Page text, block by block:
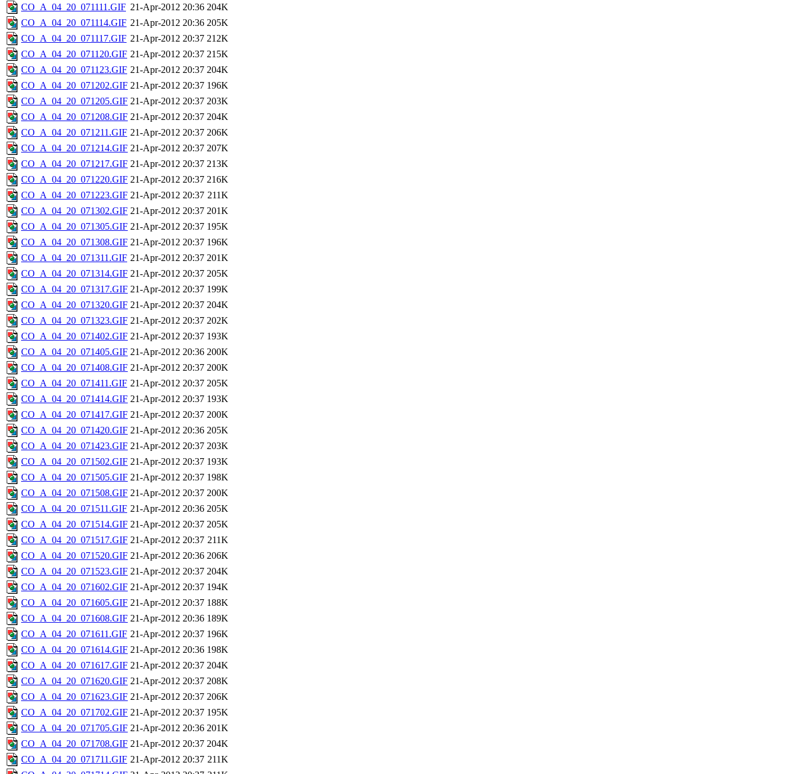
CO_A_04_20_071111.GIF 21-Apr-2012 20:36 204K
CO_A_04_20_071114.GIF 21-Apr-2012 20:36 205K
CO_A_04_20_071117.GIF 21-Apr-2012 20:37 212K
CO_A_04_20_071120.GIF 21-Apr-2012 20:37 215K
CO_A_04_20_071123.GIF 21-Apr-2012 20:37 204K
CO_A_04_20_071202.GIF 21-Apr-2012 20:37 196K
CO_A_04_20_071205.GIF 21-Apr-2012 20:37 203K
CO_A_04_20_071208.GIF 21-Apr-2012 20:37 204K
CO_A_04_20_071211.GIF 21-Apr-2012 20:37 206K
CO_A_04_20_071214.GIF 21-Apr-2012 20:37 207K
CO_A_04_20_071217.GIF 21-Apr-2012 20:37 213K
CO_A_04_20_071220.GIF 21-Apr-2012 20:37 216K
CO_A_04_20_071223.GIF 21-Apr-2012 20:37 211K
CO_A_04_20_071302.GIF 21-Apr-2012 20:37 201K
CO_A_04_20_071305.GIF 21-Apr-2012 20:37 195K
CO_A_04_20_071308.GIF 21-Apr-2012 20:37 196K
CO_A_04_20_071311.GIF 21-Apr-2012 20:37 201K
CO_A_04_20_071314.GIF 21-Apr-2012 20:37 205K
CO_A_04_20_071317.GIF 21-Apr-2012 20:37 199K
CO_A_04_20_071320.GIF 21-Apr-2012 20:37 204K
CO_A_04_20_071323.GIF 21-Apr-2012 20:37 202K
CO_A_04_20_071402.GIF 21-Apr-2012 20:37 193K
CO_A_04_20_071405.GIF 21-Apr-2012 20:36 200K
CO_A_04_20_071408.GIF 21-Apr-2012 20:37 200K
CO_A_04_20_071411.GIF 21-Apr-2012 20:37 205K
CO_A_04_20_071414.GIF 21-Apr-2012 20:37 193K
CO_A_04_20_071417.GIF 21-Apr-2012 20:37 200K
CO_A_04_20_071420.GIF 21-Apr-2012 20:36 205K
CO_A_04_20_071423.GIF 21-Apr-2012 20:37 203K
CO_A_04_20_071502.GIF 21-Apr-2012 20:37 193K
CO_A_04_20_071505.GIF 21-Apr-2012 20:37 198K
CO_A_04_20_071508.GIF 21-Apr-2012 20:37 200K
CO_A_04_20_071511.GIF 21-Apr-2012 20:36 205K
CO_A_04_20_071514.GIF 21-Apr-2012 20:37 205K
CO_A_04_20_071517.GIF 21-Apr-2012 20:37 211K
CO_A_04_20_071520.GIF 21-Apr-2012 20:36 206K
CO_A_04_20_071523.GIF 21-Apr-2012 20:37 204K
CO_A_04_20_071602.GIF 21-Apr-2012 20:37 194K
CO_A_04_20_071605.GIF 21-Apr-2012 20:37 188K
CO_A_04_20_071608.GIF 21-Apr-2012 20:36 189K
CO_A_04_20_071611.GIF 21-Apr-2012 20:37 196K
CO_A_04_20_071614.GIF 21-Apr-2012 20:36 198K
CO_A_04_20_071617.GIF 21-Apr-2012 20:37 204K
CO_A_04_20_071620.GIF 21-Apr-2012 20:37 208K
CO_A_04_20_071623.GIF 21-Apr-2012 20:37 206K
CO_A_04_20_071702.GIF 21-Apr-2012 20:37 195K
CO_A_04_20_071705.GIF 21-Apr-2012 20:36 201K
CO_A_04_20_071708.GIF 21-Apr-2012 20:37 204K
CO_A_04_20_071711.GIF 21-Apr-2012 20:37 211K